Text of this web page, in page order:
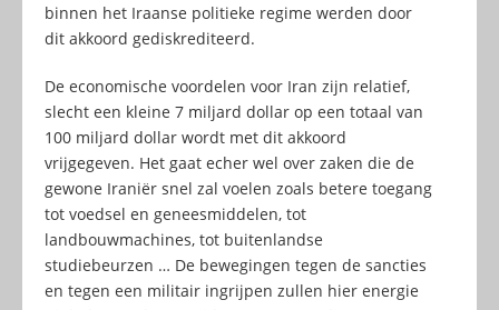
binnen het Iraanse politieke regime werden door
dit akkoord gediskrediteerd.
De economische voordelen voor Iran zijn relatief,
slecht een kleine 7 miljard dollar op een totaal van
100 miljard dollar wordt met dit akkoord
vrijgegeven. Het gaat echer wel over zaken die de
gewone Iraniër snel zal voelen zoals betere toegang
tot voedsel en geneesmiddelen, tot
landbouwmachines, tot buitenlandse
studiebeurzen … De bewegingen tegen de sancties
en tegen een militair ingrijpen zullen hier energie